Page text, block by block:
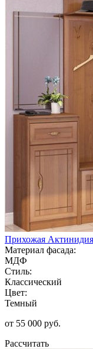
Прихожая Актинидия
Материал фасада:
МДФ
Стиль:
Классический
Цвет:
Темный
от 55 000 руб.
Рассчитать